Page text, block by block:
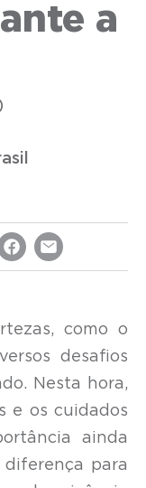
a
como o
desafios
Nesta hora,
e os cuidados
ainda
para